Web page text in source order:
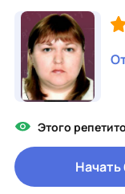
Этого